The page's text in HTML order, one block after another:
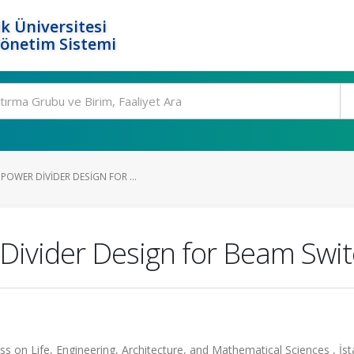
Üniversitesi
Sistemi
DIVIDER DESIGN FOR ...
Design for Beam
on Life, Engineering, Architecture, and Mathematical Sciences ,